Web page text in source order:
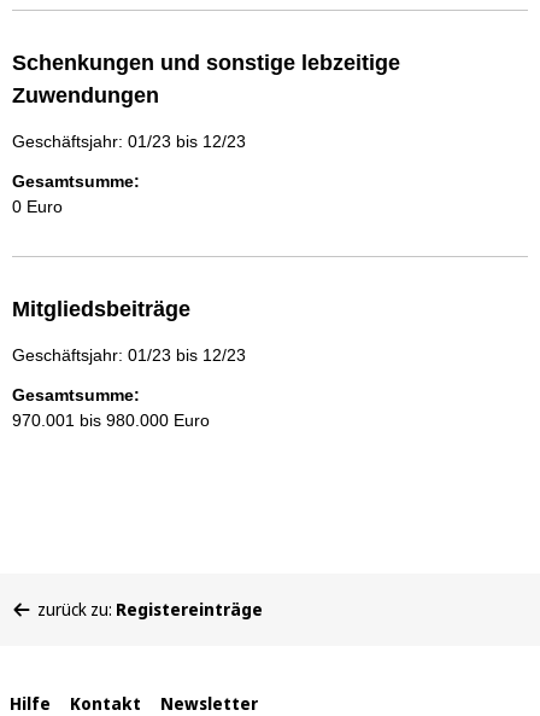
Schenkungen und sonstige lebzeitige
Zuwendungen
Geschäftsjahr: 01/23 bis 12/23
Gesamtsumme:
0 Euro
Mitgliedsbeiträge
Geschäftsjahr: 01/23 bis 12/23
Gesamtsumme:
970.001 bis 980.000 Euro
befinden
zurück zu: Registereinträge
Hilfe Kontakt Newsletter